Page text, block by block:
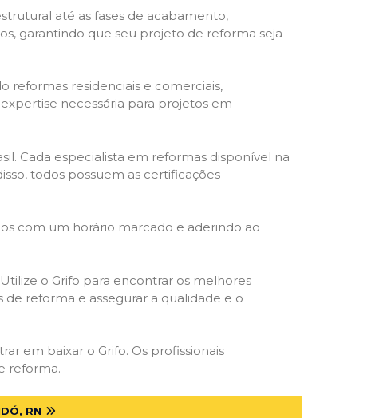
até as fases de acabamento,
garantindo que seu projeto de reforma seja
reformas residenciais e comerciais,
necessária para projetos em
Cada especialista em reformas disponível na
todos possuem as certificações
com um horário marcado e aderindo ao
o Grifo para encontrar os melhores
reforma e assegurar a qualidade e o
em baixar o Grifo. Os profissionais
reforma.
RN